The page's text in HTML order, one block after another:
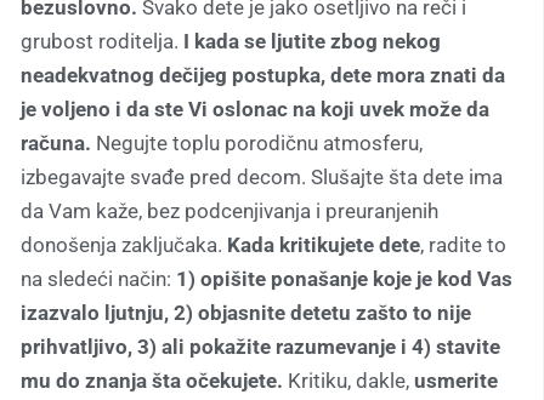
bezuslovno. Svako dete je jako osetljivo na reči i
grubost roditelja. I kada se ljutite zbog nekog
neadekvatnog dečijeg postupka, dete mora znati da
je voljeno i da ste Vi oslonac na koji uvek može da
računa. Negujte toplu porodičnu atmosferu,
izbegavajte svađe pred decom. Slušajte šta dete ima
da Vam kaže, bez podcenjivanja i preuranjenih
donošenja zaključaka. Kada kritikujete dete, radite to
na sledeći način: 1) opišite ponašanje koje je kod Vas
izazvalo ljutnju, 2) objasnite detetu zašto to nije
prihvatljivo, 3) ali pokažite razumevanje i 4) stavite
mu do znanja šta očekujete. Kritiku, dakle, usmerite